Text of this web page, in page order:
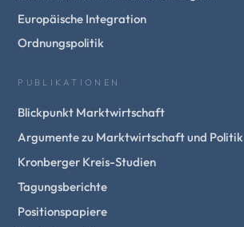
Europäische Integration
Ordnungspolitik
PUBLIKATIONEN
Blickpunkt Marktwirtschaft
Argumente zu Marktwirtschaft und Politik
Kronberger Kreis-Studien
Tagungsberichte
Positionspapiere